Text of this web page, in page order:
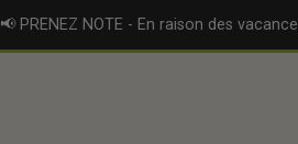
📢 PRENEZ NOTE - En raison des